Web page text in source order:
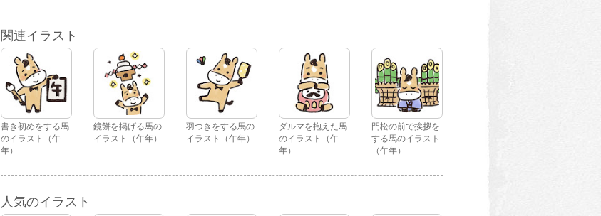
関連イラスト
書き初めをする馬
のイラスト（午
年）
鏡餅を掲げる馬の
イラスト（午年）
羽つきをする馬の
イラスト（午年）
ダルマを抱えた馬
のイラスト（午
年）
門松の前で挨拶を
する馬のイラスト
（午年）
人気のイラスト